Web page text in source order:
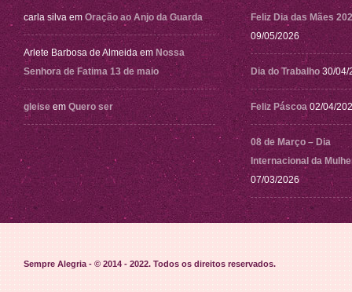
carla silva em Oração ao Anjo da Guarda
Arlete Barbosa de Almeida em Nossa
Senhora de Fatima 13 de maio
gleise em Quero ser
Feliz Dia das Mães
09/05/2026
Dia do Trabalho 30/04/
Feliz Páscoa 02/04/
08 de Março – Dia
Internacional da
07/03/2026
Sempre Alegria - © 2014 - 2022. Todos os direitos reservados.